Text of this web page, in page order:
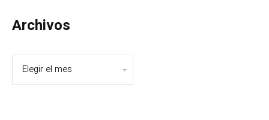
Archivos